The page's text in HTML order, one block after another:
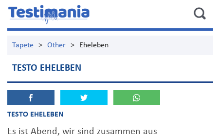
Tapete > Other > Eheleben
TESTO EHELEBEN
TESTO EHELEBEN
Es ist Abend, wir sind zusammen aus